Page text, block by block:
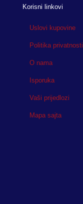
Korisni linkovi
Uslovi kupovine
Politika privatnosti
O nama
Isporuka
Vaši prijedlozi
Mapa sajta